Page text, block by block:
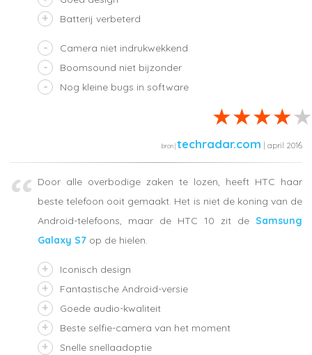
Batterij verbeterd
Camera niet indrukwekkend
Boomsound niet bijzonder
Nog kleine bugs in software
techradar.com | april 2016
Door alle overbodige zaken te lozen, heeft HTC haar
beste telefoon ooit gemaakt. Het is niet de koning van de
Android-telefoons, maar de HTC 10 zit de Samsung
Galaxy S7 op de hielen.
Iconisch design
Fantastische Android-versie
Goede audio-kwaliteit
Beste selfie-camera van het moment
Snelle snellaadoptie